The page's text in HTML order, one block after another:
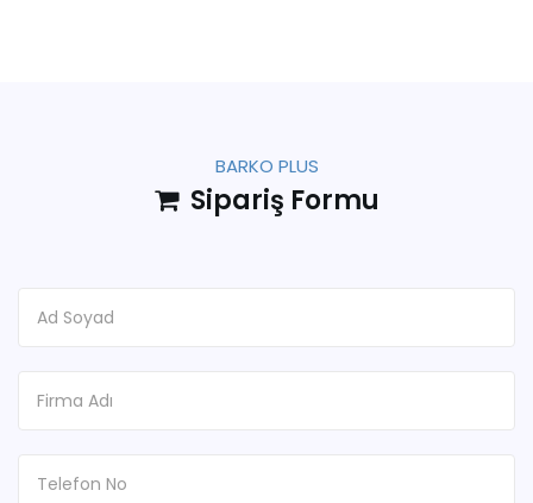
BARKO PLUS
Sipariş Formu